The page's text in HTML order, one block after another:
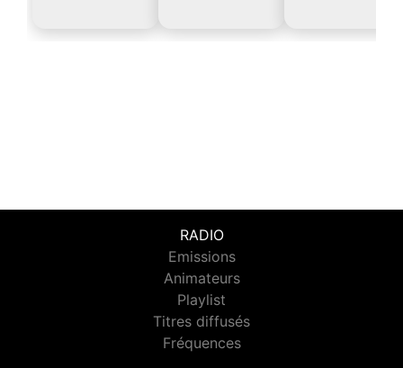
RADIO
Emissions
Animateurs
Playlist
Titres diffusés
Fréquences